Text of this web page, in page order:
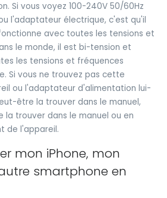
Si vous voyez 100-240V 50/60Hz
l'adaptateur électrique, c'est qu'il
avec toutes les tensions et
le monde, il est bi-tension et
les tensions et fréquences
Si vous ne trouvez pas cette
ou l'adaptateur d'alimentation lui-
être la trouver dans le manuel,
trouver dans le manuel ou en
de l'appareil.
mon iPhone, mon
smartphone en